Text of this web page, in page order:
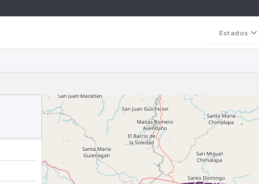
Estados